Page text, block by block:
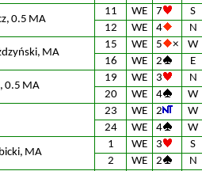
0.5 MA
11 WE 7
S
12
WE 4 N
MA
15 WE 5 ×
W
16
WE 2 E
0.5 MA
19 WE 3
N
20
WE 4 W
23 WE 2
W
24
WE 4 W
MA
1 WE 3
S
2
WE 2 N